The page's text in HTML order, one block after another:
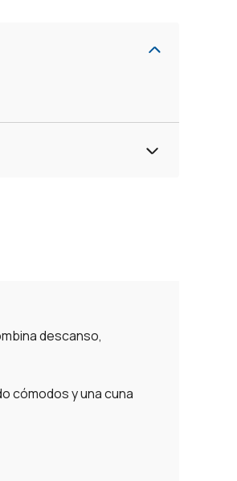
descanso,
cómodos y una cuna